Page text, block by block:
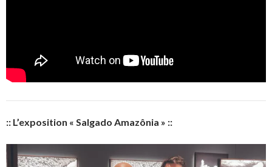
:: L’exposition « Salgado Amazônia » ::